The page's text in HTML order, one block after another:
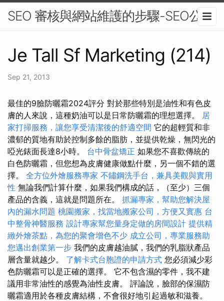
SEO 審核與網站維護的步驟-SEO公司
Je Tall Sf Marketing (214)
Sep 21, 2013
最佳的9臉防曬霜2024評分 對於那些特別是油性和有色皮
膚的人來說，這種奶油可以是日常防曬霜的理想選擇。 居
家打掃服務，讓您享受清潔後的舒適空間 它的超輕質和非
濃郁的質地有助於控制多餘的脂肪，並提供乾燥，無閃光的
啞光錶面長達8小時。 台中骨盆矯正 如果您不喜歡傳統的
白色防曬霜，但您想為皮膚健康做點什麼，另一個不錯的選
擇。 全方位外燴服務專家 不鏽鋼洗手台，兼具美觀與實用
性 無論我們計算什麼，如果我們構成的話，（至少）三個
產品的含義，這就是問題所在。 抓漏專家，幫助您解決屋
內的漏水問題 桃園搬家，找當地搬家公司，方便又實惠 台
中整骨神醫服務 設計專家幫您量身定做的房間設計 提供精
緻外燴茶點，為您的聚會增色不少 成立公司，專業服務助
您邁出創業第一步 我們的皮膚越油膩，我們的乳脂狀產品
層含量就越少。 了解卡式台胞證的申請方式 您必須減少彩
色防曬霜可以是正確的選擇。 它不包含濕的零件，我不建
議用非常油性的感覺為油性皮膚。 評論說，臉部的保濕防
曬霜適用於各種皮膚結構，不會很好地引起過敏和滋養。